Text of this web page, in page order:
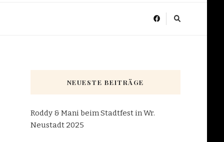
NEUESTE BEITRÄGE
Roddy & Mani beim Stadtfest in Wr.
Neustadt 2025